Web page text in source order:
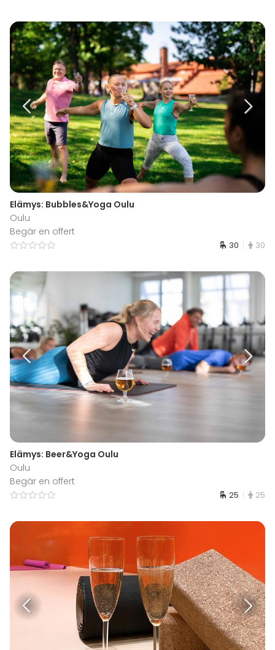
Elämys: Bubbles&Yoga Oulu
Oulu
Begär en offert
30 30
Elämys: Beer&Yoga Oulu
Oulu
Begär en offert
25 25